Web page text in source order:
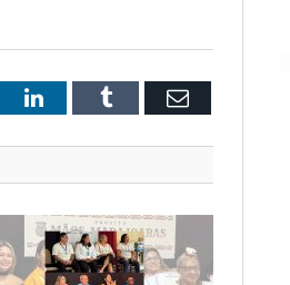
LinkedInTumblr Email